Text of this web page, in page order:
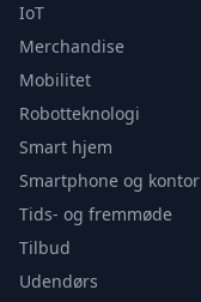
IoT
Merchandise
Mobilitet
Robotteknologi
Smart hjem
Smartphone og kontor
Tids- og fremmøde
Tilbud
Udendørs